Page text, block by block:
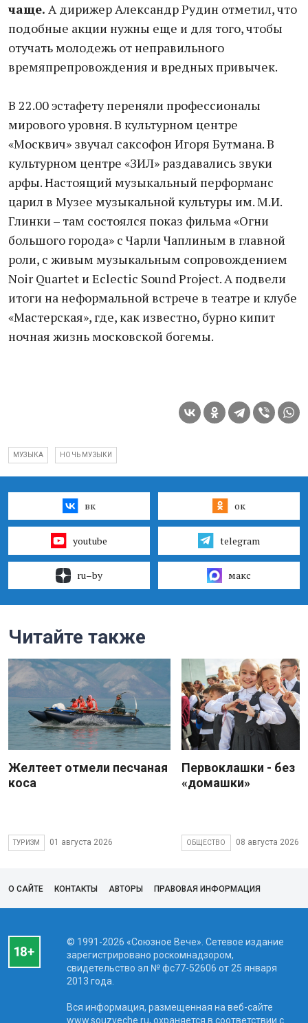
чаще. А дирижер Александр Рудин отметил, что
подобные акции нужны еще и для того, чтобы
отучать молодежь от неправильного
времяпрепровождения и вредных привычек.
В 22.00 эстафету переняли профессионалы
мирового уровня. В культурном центре
«Москвич» звучал саксофон Игоря Бутмана. В
культурном центре «ЗИЛ» раздавались звуки
арфы. Настоящий музыкальный перформанс
царил в Музее музыкальной культуры им. М.И.
Глинки – там состоялся показ фильма «Огни
большого города» с Чарли Чаплиным в главной
роли, с живым музыкальным сопровождением
Noir Quartet и Eclectic Sound Project. А подвели
итоги на неформальной встрече в театре и клубе
«Мастерская», где, как известно, бурно кипит
ночная жизнь московской богемы.
МУЗЫКА НОЧЬ МУЗЫКИ
вк ок
youtube telegram
ru–by макс
Читайте также
Желтеет отмели песчаная
коса
ТУРИЗМ 01 августа 2026
Первоклашки - без
«домашки»
ОБЩЕСТВО 08 августа 2026
О САЙТЕ КОНТАКТЫ АВТОРЫ ПРАВОВАЯ ИНФОРМАЦИЯ
© 1991-2026 «Союзное Вече». Сетевое издание
зарегистрировано роскомнадзором,
свидетельство эл № фc77-52606 от 25 января
2013 года.
Вся информация, размещенная на веб-сайте
www.souzveche.ru, охраняется в соответствии с